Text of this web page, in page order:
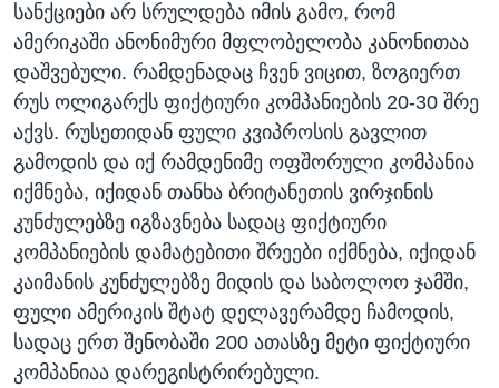
სანქციები არ სრულდება იმის გამო, რომ
ამერიკაში ანონიმური მფლობელობა კანონითაა
დაშვებული. რამდენადაც ჩვენ ვიცით, ზოგიერთ
რუს ოლიგარქს ფიქტიური კომპანიების 20-30 შრე
აქვს. რუსეთიდან ფული კვიპროსის გავლით
გამოდის და იქ რამდენიმე ოფშორული კომპანია
იქმნება, იქიდან თანხა ბრიტანეთის ვირჯინის
კუნძულებზე იგზავნება სადაც ფიქტიური
კომპანიების დამატებითი შრეები იქმნება, იქიდან
კაიმანის კუნძულებზე მიდის და საბოლოო ჯამში,
ფული ამერიკის შტატ დელავერამდე ჩამოდის,
სადაც ერთ შენობაში 200 ათასზე მეტი ფიქტიური
კომპანიაა დარეგისტრირებული.